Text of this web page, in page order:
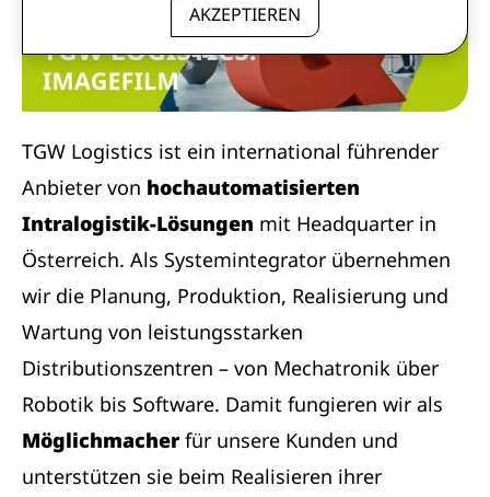
AKZEPTIEREN
TGW Logistics ist ein international führender
Anbieter von hochautomatisierten
Intralogistik-Lösungen mit Headquarter in
Österreich. Als Systemintegrator übernehmen
wir die Planung, Produktion, Realisierung und
Wartung von leistungsstarken
Distributionszentren – von Mechatronik über
Robotik bis Software. Damit fungieren wir als
Möglichmacherfür unsere Kunden und
unterstützen sie beim Realisieren ihrer